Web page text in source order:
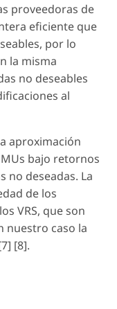
proveedoras de
eficiente que
por lo
la misma
no deseables
al
aproximación
bajo retornos
no deseadas. La
de los
VRS, que son
nuestro caso la
[8].